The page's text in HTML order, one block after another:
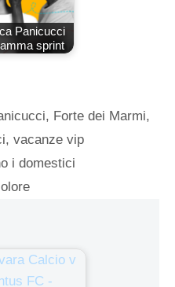
Panicucci
sprint
, Forte dei Marmi,
, vacanze vip
i domestici